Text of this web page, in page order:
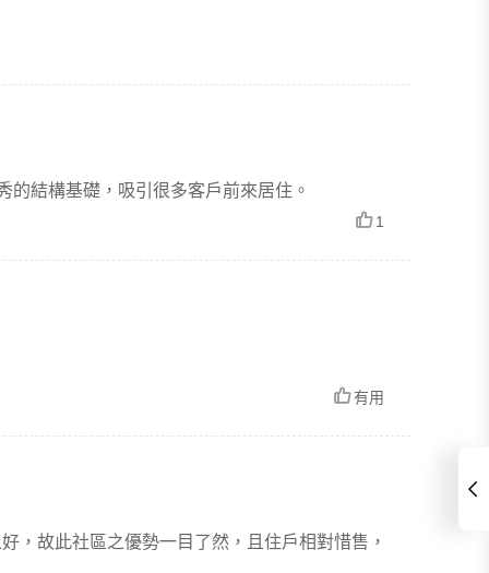
結構基礎，吸引很多客戶前來居住。
1
有用
，故此社區之優勢一目了然，且住戶相對惜售，